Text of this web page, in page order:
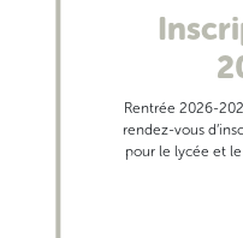
Rentrée 2026-
rendez-vous
pour le lycée et